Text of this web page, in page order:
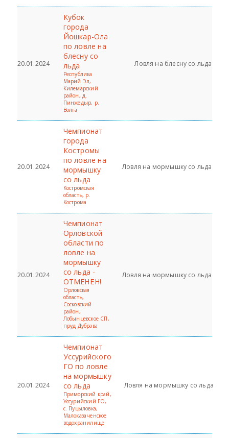
20.01.2024
Кубок
города
Йошкар-Ола
по ловле на
блесну со
льда
Республика
Марий Эл,
Килемарский
район, д.
Пинжедыр, р.
Волга
Ловля на блесну со льда
20.01.2024
Чемпионат
города
Костромы
по ловле на
мормышку
со льда
Костромская
область, р.
Кострома
Ловля на мормышку со льда
20.01.2024
Чемпионат
Орловской
области по
ловле на
мормышку
со льда -
ОТМЕНЁН!
Орловская
область,
Сосковский
район,
Лобынцевское СП,
пруд Дубрава
Ловля на мормышку со льда
20.01.2024
Чемпионат
Уссурийского
ГО по ловле
на мормышку
со льда
Приморский край,
Уссурийский ГО,
с. Пуцыловка,
Малоказаченское
водохранилище
Ловля на мормышку со льда